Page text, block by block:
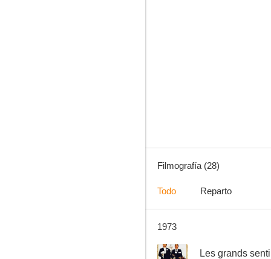
El hombre orquesta
--
Filmografía (28)
Todo Reparto
1973
-- Les grands